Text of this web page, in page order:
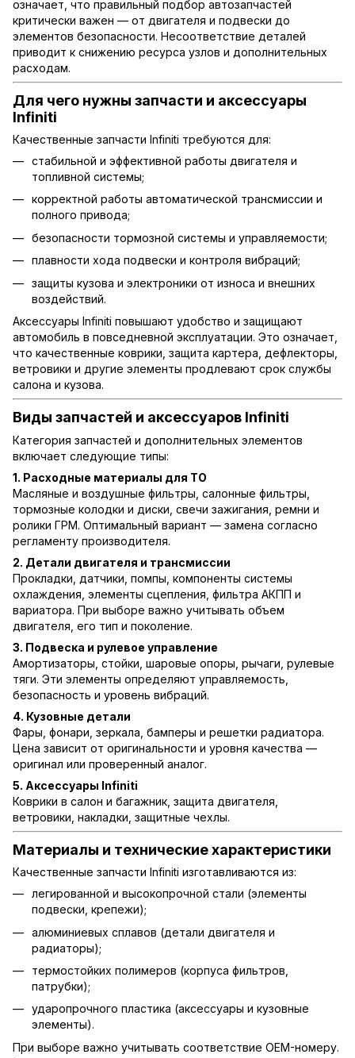
означает, что правильный подбор автозапчастей
критически важен — от двигателя и подвески до
элементов безопасности. Несоответствие деталей
приводит к снижению ресурса узлов и дополнительных
расходам.
Для чего нужны запчасти и аксессуары
Infiniti
Качественные запчасти Infiniti требуются для:
стабильной и эффективной работы двигателя и
топливной системы;
корректной работы автоматической трансмиссии и
полного привода;
безопасности тормозной системы и управляемости;
плавности хода подвески и контроля вибраций;
защиты кузова и электроники от износа и внешних
воздействий.
Аксессуары Infiniti повышают удобство и защищают
автомобиль в повседневной эксплуатации. Это означает,
что качественные коврики, защита картера, дефлекторы,
ветровики и другие элементы продлевают срок службы
салона и кузова.
Виды запчастей и аксессуаров Infiniti
Категория запчастей и дополнительных элементов
включает следующие типы:
1. Расходные материалы для ТО
Масляные и воздушные фильтры, салонные фильтры,
тормозные колодки и диски, свечи зажигания, ремни и
ролики ГРМ. Оптимальный вариант — замена согласно
регламенту производителя.
2. Детали двигателя и трансмиссии
Прокладки, датчики, помпы, компоненты системы
охлаждения, элементы сцепления, фильтра АКПП и
вариатора. При выборе важно учитывать объем
двигателя, его тип и поколение.
3. Подвеска и рулевое управление
Амортизаторы, стойки, шаровые опоры, рычаги, рулевые
тяги. Эти элементы определяют управляемость,
безопасность и уровень вибраций.
4. Кузовные детали
Фары, фонари, зеркала, бамперы и решетки радиатора.
Цена зависит от оригинальности и уровня качества —
оригинал или проверенный аналог.
5. Аксессуары Infiniti
Коврики в салон и багажник, защита двигателя,
ветровики, накладки, защитные чехлы.
Материалы и технические характеристики
Качественные запчасти Infiniti изготавливаются из:
легированной и высокопрочной стали (элементы
подвески, крепежи);
алюминиевых сплавов (детали двигателя и
радиаторы);
термостойких полимеров (корпуса фильтров,
патрубки);
ударопрочного пластика (аксессуары и кузовные
элементы).
При выборе важно учитывать соответствие OEM-номеру.